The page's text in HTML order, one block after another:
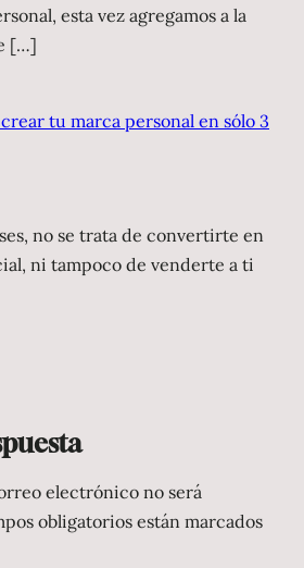
esta vez agregamos a la
[…]
tu marca personal en sólo 3
no se trata de convertirte en
ni tampoco de venderte a ti
electrónico no será
obligatorios están marcados